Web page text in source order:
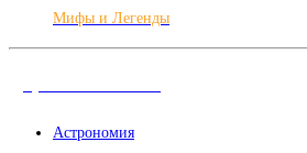
Мифы и Легенды
Астрономия